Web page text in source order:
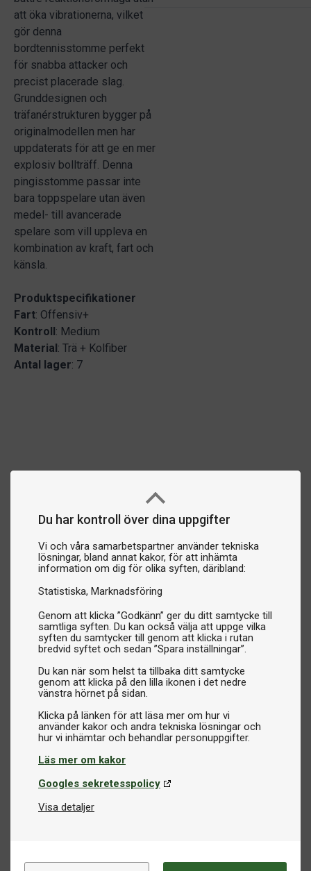
Du har kontroll över dina uppgifter
Vi och våra samarbetspartner använder tekniska
lösningar, bland annat kakor, för att inhämta
information om dig för olika syften, däribland:
Statistiska Marknadsföring
Genom att klicka ”Godkänn” ger du ditt samtycke till
samtliga syften. Du kan också välja att uppge vilka
syften du samtycker till genom att klicka i rutan
bredvid syftet och sedan ”Spara inställningar”.
Du kan när som helst ta tillbaka ditt samtycke
genom att klicka på den lilla ikonen i det nedre
vänstra hörnet på sidan.
Klicka på länken för att läsa mer om hur vi
använder kakor och andra tekniska lösningar och
Läs mer om kakor
Googles sekretesspolicy
Visa detaljer
att öka vibrationerna, vilket
gör denna
bordtennisstomme perfekt
för snabba attacker och
precist placerade slag.
Grunddesignen och
träfanérstrukturen bygger på
originalmodellen men har
uppdaterats för att ge en mer
explosiv bollträff. Denna
pingisstomme passar inte
bara toppspelare utan även
medel- till avancerade
spelare som vill uppleva en
kombination av kraft, fart och
känsla.
Produktspecifikationer
Fart: Offensiv+
Kontroll: Medium
Material: Trä + Kolfiber
Antal lager: 7